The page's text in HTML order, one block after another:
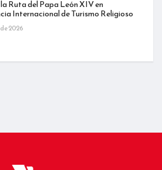
Ruta del Papa León XIV en
Internacional de Turismo Religioso
2026